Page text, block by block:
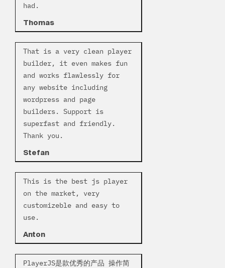
had.
Thomas
That is a very clean player
builder, it even makes fun
and works flawlessly for
any website including
wordpress and page
builders. Support is
superfast and friendly.
Thank you.
Stefan
This is the best js player
on the market, very
customizeble and easy to
use.
Anton
PlayerJS是款优秀的产品 操作简